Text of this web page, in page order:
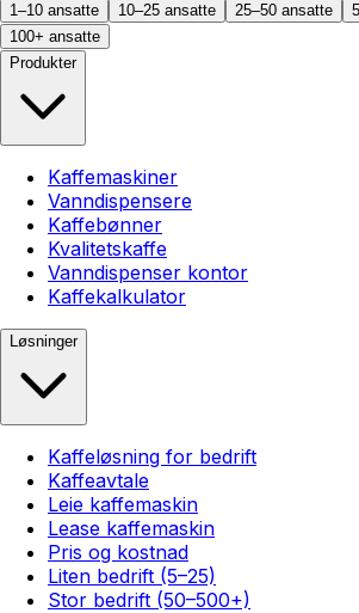
1–10 ansatte 10–25 ansatte 25–50 ansatte
100+ ansatte
Produkter
Kaffemaskiner
Vanndispensere
Kaffebønner
Kvalitetskaffe
Vanndispenser kontor
Kaffekalkulator
Løsninger
Kaffeløsning for bedrift
Kaffeavtale
Leie kaffemaskin
Lease kaffemaskin
Pris og kostnad
Liten bedrift (5–25)
Stor bedrift (50–500+)